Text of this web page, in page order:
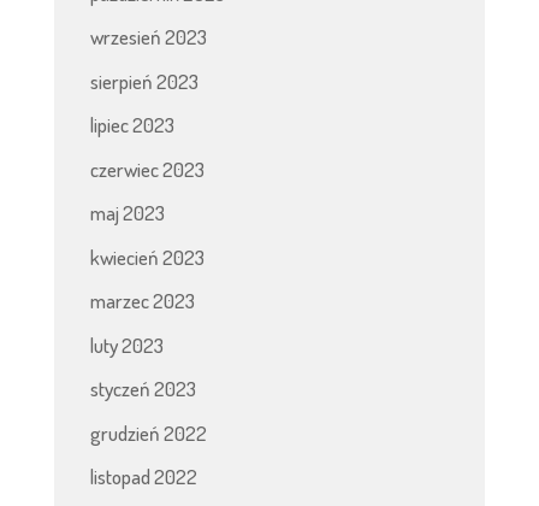
wrzesień 2023
sierpień 2023
lipiec 2023
czerwiec 2023
maj 2023
kwiecień 2023
marzec 2023
luty 2023
styczeń 2023
grudzień 2022
listopad 2022